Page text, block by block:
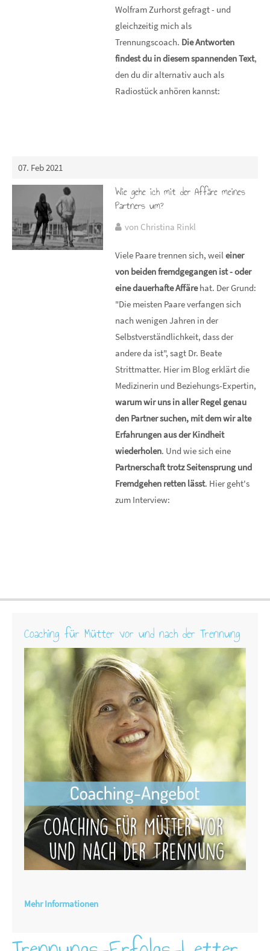
Wolfram Zurhorst gefragt - und
gleichzeitig mich als
Trennungscoach. Die Antworten
findest du in diesem spannenden Text,
den du dir alternativ auch als
Radiostück anhören kannst:
07. Feb 2021
Wie gehe ich mit der Affäre meines
Partners um?
von Christina Rinkl
Viele Paare trennen sich, weileiner
von beiden fremdgegangen ist - oder
eine dauerhafte Affärehat. Der Grund:
"Die meisten Paare verfangen sich
nach wenigen Jahren in der
Selbstverständlichkeit, dass der
andere da ist", sagt Dr. Beate
Strittmatter. Hier im Blog erklärt die
Medizinerin und Beziehungs-Expertin,
warum wir uns in aller Regel genau
den Partner suchen, mit dem wir alte
Erfahrungen aus der Kindheit
wiederholen. Und wie sich eine
Partnerschaft trotz Seitensprung und
Fremdgehen retten lässt. Hier geht's
zum Interview:
Coaching für Mütter vor und nach der Trennung
Mehr Informationen